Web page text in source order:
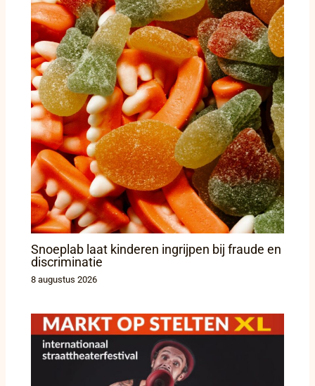
Snoeplab laat kinderen ingrijpen bij fraude en
discriminatie
8 augustus 2026